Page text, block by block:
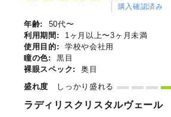
購入確認済み
年齢:
50代〜
利用期間:
1ヶ月以上〜3ヶ月未満
使用目的:
学校や会社用
瞳の色:
黒目
裸眼スペック:
奥目
盛れ度
しっかり盛れる
ラディリスクリスタルヴェール